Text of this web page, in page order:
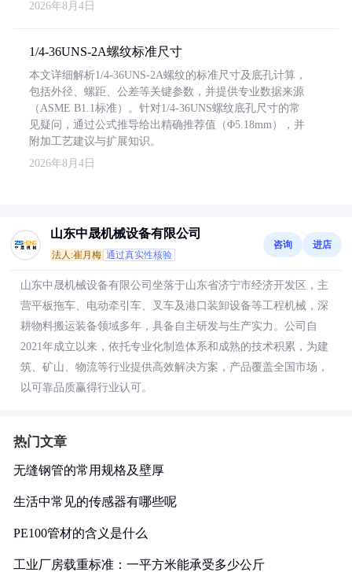
2026年8月4日
1/4-36UNS-2A螺纹标准尺寸
本文详细解析1/4-36UNS-2A螺纹的标准尺寸及底孔计算，
包括外径、螺距、公差等关键参数，并提供专业数据来源
（ASME B1.1标准）。针对1/4-36UNS螺纹底孔尺寸的常
见疑问，通过公式推导给出精确推荐值（Φ5.18mm），并
附加工艺建议与扩展知识。
2026年8月4日
山东中晟机械设备有限公司
法人:崔月梅 通过真实性核验
咨询 进店
山东中晟机械设备有限公司坐落于山东省济宁市经济开发区，主
营平板拖车、电动牵引车、叉车及港口装卸设备等工程机械，深
耕物料搬运装备领域多年，具备自主研发与生产实力。公司自
2021年成立以来，依托专业化制造体系和成熟的技术积累，为建
筑、矿山、物流等行业提供高效解决方案，产品覆盖全国市场，
以可靠品质赢得行业认可。
热门文章
无缝钢管的常用规格及壁厚
生活中常见的传感器有哪些呢
PE100管材的含义是什么
工业厂房载重标准：一平方米能承受多少公斤